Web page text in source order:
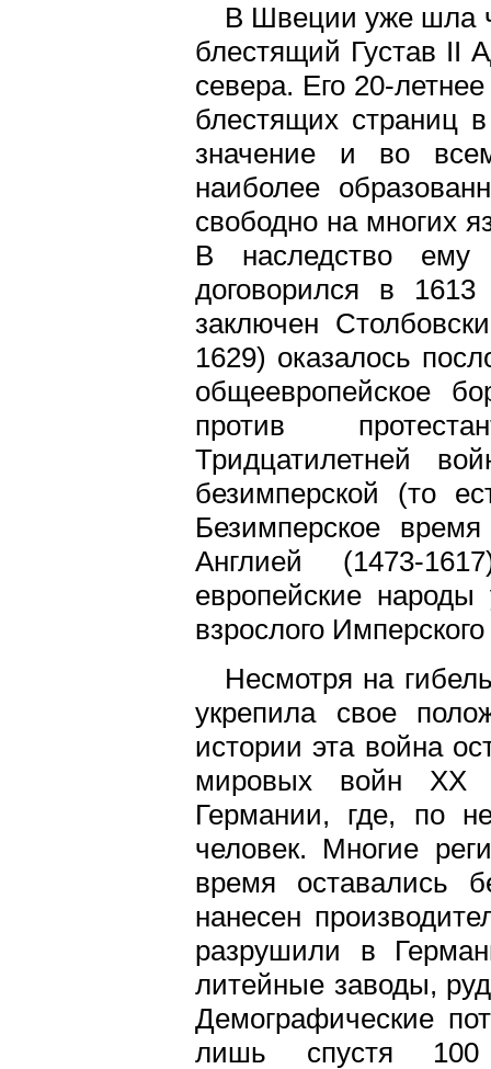
В Швеции уже шла
блестящий Густав II
севера. Его 20-
блестящих страниц
значение и во
наиболее
свободно на многих
В наследство
договорился в
заключен
1629) оказалось
общеевропейское
против
Тридцатилетней
безимперской (то
Безимперское
Англией (1473-
европейские
взрослого
Несмотря на
укрепила свое
истории эта война
мировых войн XX
Германии, где, по
человек. Многие
время оставались
нанесен
разрушили в
литейные заводы,
Демографические
лишь спустя 100